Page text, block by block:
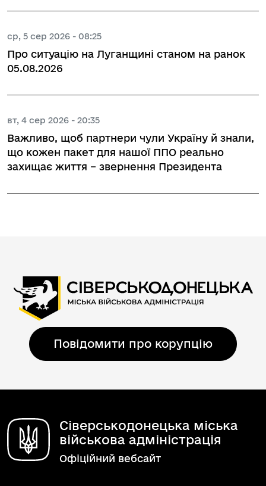
ср, 5 сер 2026 - 08:25
Про ситуацію на Луганщині станом на ранок
05.08.2026
вт, 4 сер 2026 - 20:35
Важливо, щоб партнери чули Україну й знали,
що кожен пакет для нашої ППО реально
захищає життя – звернення Президента
Повідомити про корупцію
Сіверськодонецька міська
військова адміністрація
Офіційний вебсайт